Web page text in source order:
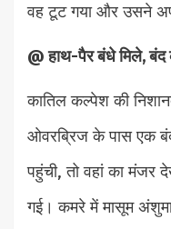
वह टूट गया और उसने
@ हाथ-पैर बंधे मिले,
कातिल कल्पेश की
ओवरब्रिज के पास एक
पहुंची, तो वहां का मंजर
गई। कमरे में मासूम